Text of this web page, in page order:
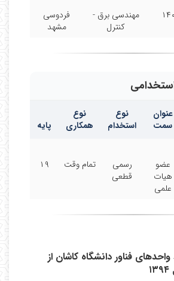
مهندسی برق -
کنترل
فردوسی
مشهد
عنوان
سمت
نوع
استخدام
نوع
همکاری
پایه
عضو
هیات
علمی
رسمی
قطعی
تمام وقت ۱۹
فناور دانشگاه کاشان از